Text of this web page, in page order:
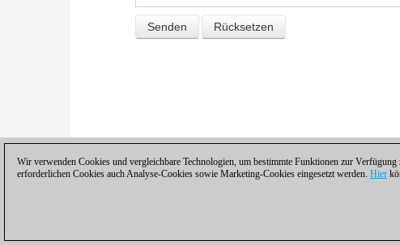
Wir verwenden Cookies und vergleichbare Technologien, um bestimmte Funktionen zur
erforderlichen Cookies auch Analyse-Cookies sowie Marketing-Cookies eingesetzt werden. Hier